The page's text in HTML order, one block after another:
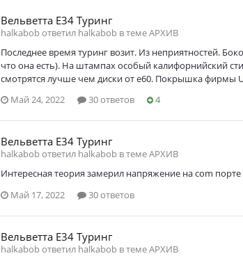
Вельветта Е34 Туринг
halkabob ответил halkabob в темеАРХИВ
Последнее время туринг возит. Из неприятностей.
что она есть). На штампах особый калифорнийский
смотрятся лучше чем диски от е60. Покрышка фирмы
Май 24, 2022
30 ответов 4
Вельветта Е34 Туринг
halkabob ответил halkabob в темеАРХИВ
Интересная теория замерил напряжение на com
Май 17, 2022
30 ответов
Вельветта Е34 Туринг
halkabob ответил halkabob в темеАРХИВ